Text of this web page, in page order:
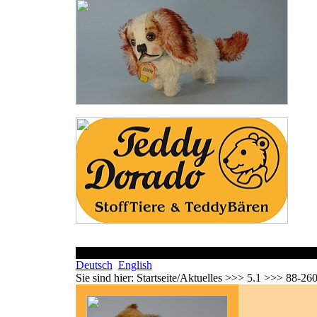
Deutsch English
Sie sind hier: Startseite/Aktuelles >>> 5.1 >>> 88-